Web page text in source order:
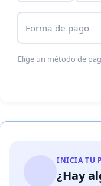
Forma de pago
Elige un método de
INICIA TU
¿Hay